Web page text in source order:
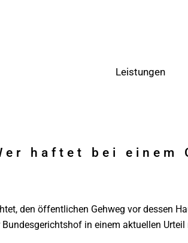
Leistungen
haftet bei einem
den öffentlichen Gehweg vor dessen
in einem aktuellen